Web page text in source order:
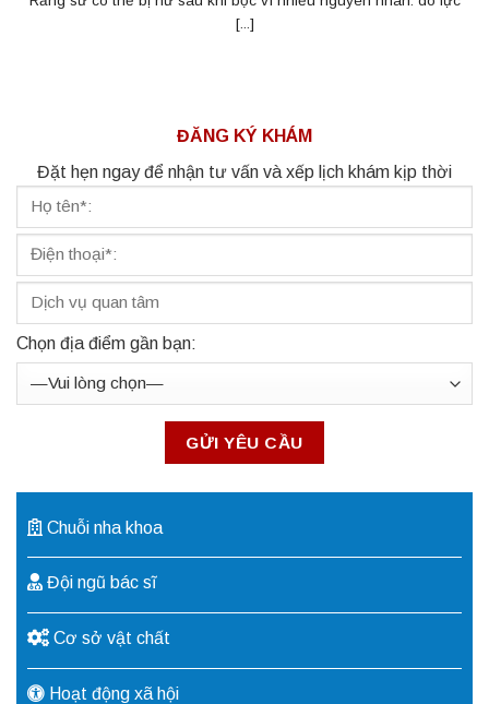
[...]
ĐĂNG KÝ KHÁM
Đặt hẹn ngay để nhận tư vấn và xếp lịch khám kịp thời
Chọn địa điểm gần bạn:
Chuỗi nha khoa
Đội ngũ bác sĩ
Cơ sở vật chất
Hoạt động xã hội